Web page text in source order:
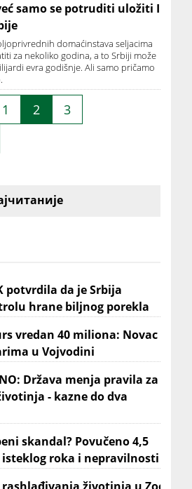
samo se potruditi uložiti I
domaćinstava seljacima
za nekoliko godina, a to Srbiji može
evra godišnje. Ali samo pričamo
1 2
3
potvrdila da je Srbija
hrane biljnog porekla
vredan 40 miliona: Novac
u Vojvodini
Država menja pravila za
- kazne do dva
skandal? Povučeno 4,5
isteklog roka i nepravilnosti